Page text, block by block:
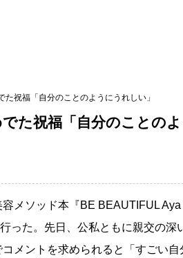
た祝福「自分のことのようにうれしい」
た祝福「自分のことの
容メソッド本『BE BEAUTIFUL
った。先日、公私ともに親交の深
メントを求められると「すごい自